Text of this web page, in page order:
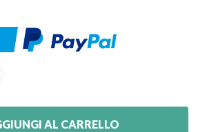
AL CARRELLO